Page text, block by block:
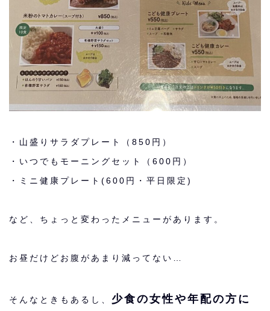
・山盛りサラダプレート（850円）
・いつでもモーニングセット（600円）
・ミニ健康プレート(600円・平日限定)
など、ちょっと変わったメニューがあります。
お昼だけどお腹があまり減ってない…
そんなときもあるし、 少食の女性や年配の方に